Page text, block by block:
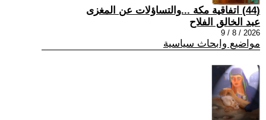
(44) اتفاقية مكة ...والتساؤلات عن المغزى
عبد الخالق الفلاح
2026 / 8 / 9
مواضيع وابحاث سياسية